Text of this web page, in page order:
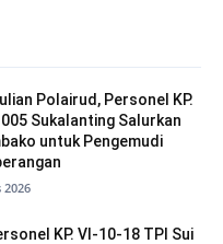
Polairud, Personel KP.
Sukalanting Salurkan
untuk Pengemudi
2026
KP. VI-10-18 TPI Sui